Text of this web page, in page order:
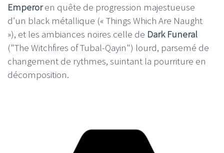
Emperoren quête de progression majestueuse
d’un black métallique (« Things Which Are Naught
»), et les ambiances noires celle de Dark Funeral
("The Witchfires of Tubal-Qayin") lourd, parsemé de
changement de rythmes, suintant la pourriture en
décomposition.